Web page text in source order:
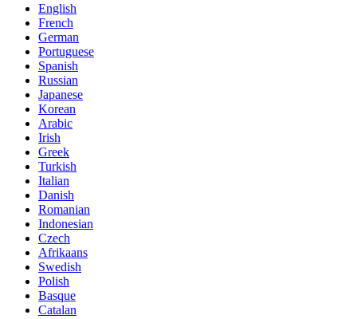
English
French
German
Portuguese
Spanish
Russian
Japanese
Korean
Arabic
Irish
Greek
Turkish
Italian
Danish
Romanian
Indonesian
Czech
Afrikaans
Swedish
Polish
Basque
Catalan